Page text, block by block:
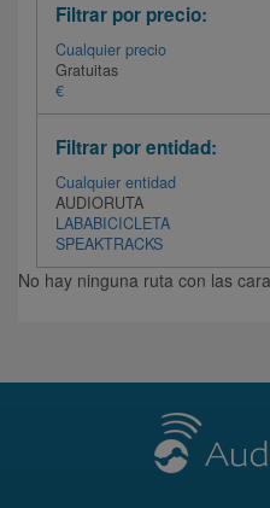
Filtrar por precio:
Cualquier precio
Gratuitas
€
Filtrar por entidad:
Cualquier entidad
AUDIORUTA
LABABICICLETA
SPEAKTRACKS
No hay ninguna ruta con las